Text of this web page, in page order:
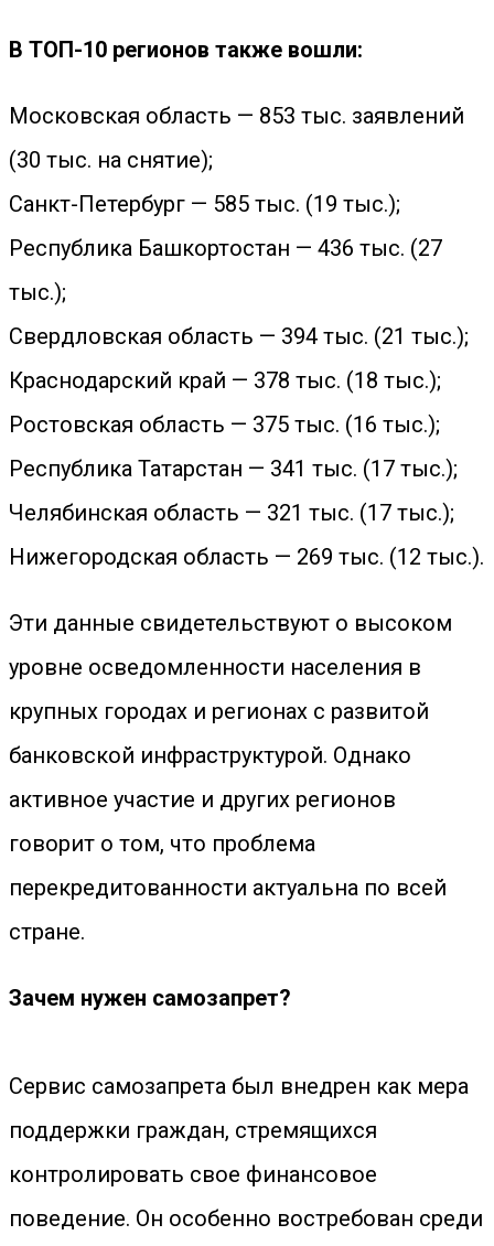
В ТОП-10 регионов также вошли:
Московская область — 853 тыс. заявлений
(30 тыс. на снятие);
Санкт-Петербург — 585 тыс. (19 тыс.);
Республика Башкортостан — 436 тыс. (27
тыс.);
Свердловская область — 394 тыс. (21 тыс.);
Краснодарский край — 378 тыс. (18 тыс.);
Ростовская область — 375 тыс. (16 тыс.);
Республика Татарстан — 341 тыс. (17 тыс.);
Челябинская область — 321 тыс. (17 тыс.);
Нижегородская область — 269 тыс. (12 тыс.).
Эти данные свидетельствуют о высоком
уровне осведомленности населения в
крупных городах и регионах с развитой
банковской инфраструктурой. Однако
активное участие и других регионов
говорит о том, что проблема
перекредитованности актуальна по всей
стране.
Зачем нужен самозапрет?
Сервис самозапрета был внедрен как мера
поддержки граждан, стремящихся
контролировать свое финансовое
поведение. Он особенно востребован среди